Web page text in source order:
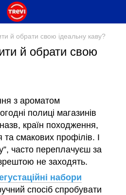
й обрати свою ідеальну каву?
й обрати свою
з ароматом
полиці магазинів
країн походження,
смакових профілів. І
часто переплачуєш за
не заходять.
набори
спосіб спробувати